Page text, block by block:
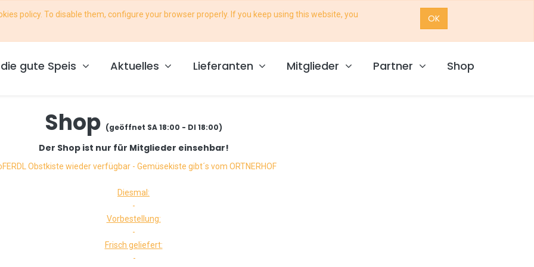
policy. To disable them, configure your browser properly. If you keep using this website, you
OK
osttirol.at
die gute Speis Aktuelles Lieferanten Mitglieder Partner Shop
Shop (geöffnet SA 18:00 - DI 18:00)
Der Shop ist nur für Mitglieder einsehbar!
Obstkiste wieder verfügbar - Gemüsekiste gibt´s vom ORTNERHOF
Diesmal:
-
Vorbestellung:
-
Frisch geliefert:
-